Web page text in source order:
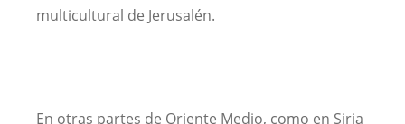
multicultural de Jerusalén.
En otras partes de Oriente Medio, como en Siria